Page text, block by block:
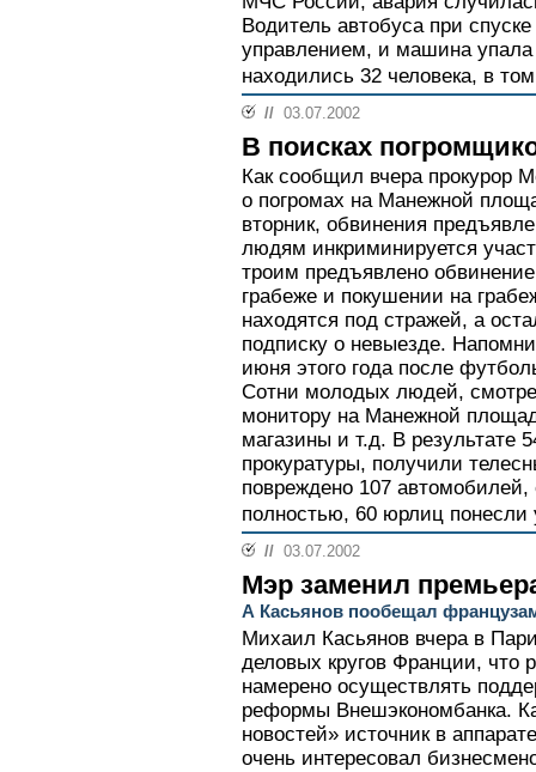
Водитель автобуса при
управлением, и машина
находились 32 человека, в
// 03.07.2002
В поисках
Как сообщил вчера прокурор
о погромах на Манежной
вторник, обвинения
людям инкриминируется
троим предъявлено
грабеже и покушении на
находятся под стражей, а
подписку о невыезде.
июня этого года после
Сотни молодых людей,
монитору на Манежной
магазины и т.д. В результате
прокуратуры, получили
повреждено 107
полностью, 60 юрлиц
// 03.07.2002
Мэр заменил
А Касьянов пообещал французам
Михаил Касьянов вчера в
деловых кругов Франции, что
намерено осуществлять
реформы Внешэкономбанка.
новостей» источник в
очень интересовал